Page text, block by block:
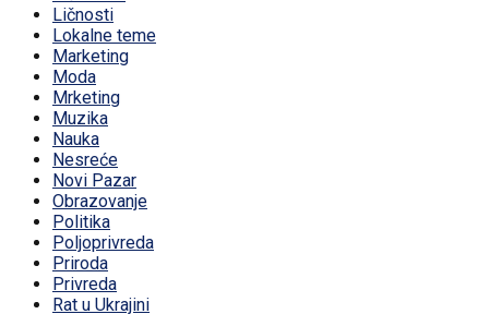
Ličnosti
Lokalne teme
Marketing
Moda
Mrketing
Muzika
Nauka
Nesreće
Novi Pazar
Obrazovanje
Politika
Poljoprivreda
Priroda
Privreda
Rat u Ukrajini